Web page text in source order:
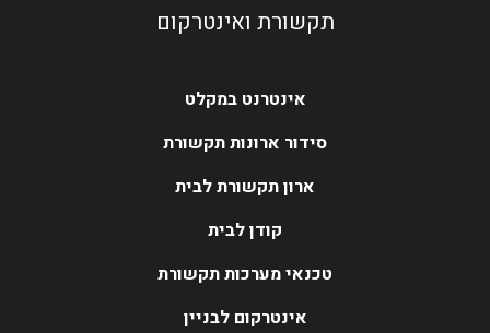
תקשורת ואינטרקום
אינטרנט במקלט
סידור ארונות תקשורת
ארון תקשורת לבית
קודן לבית
טכנאי מערכות תקשורת
אינטרקום לבניין